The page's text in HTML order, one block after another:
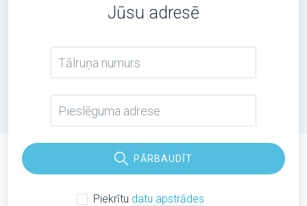
Jūsu adresē
PĀRBAUDĪT
Piekrītu datu apstrādes